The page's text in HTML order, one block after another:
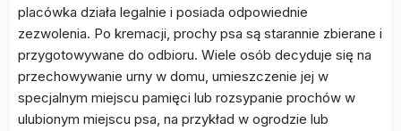
placówka działa legalnie i posiada odpowiednie
zezwolenia. Po kremacji, prochy psa są starannie zbierane i
przygotowywane do odbioru. Wiele osób decyduje się na
przechowywanie urny w domu, umieszczenie jej w
specjalnym miejscu pamięci lub rozsypanie prochów w
ulubionym miejscu psa, na przykład w ogrodzie lub